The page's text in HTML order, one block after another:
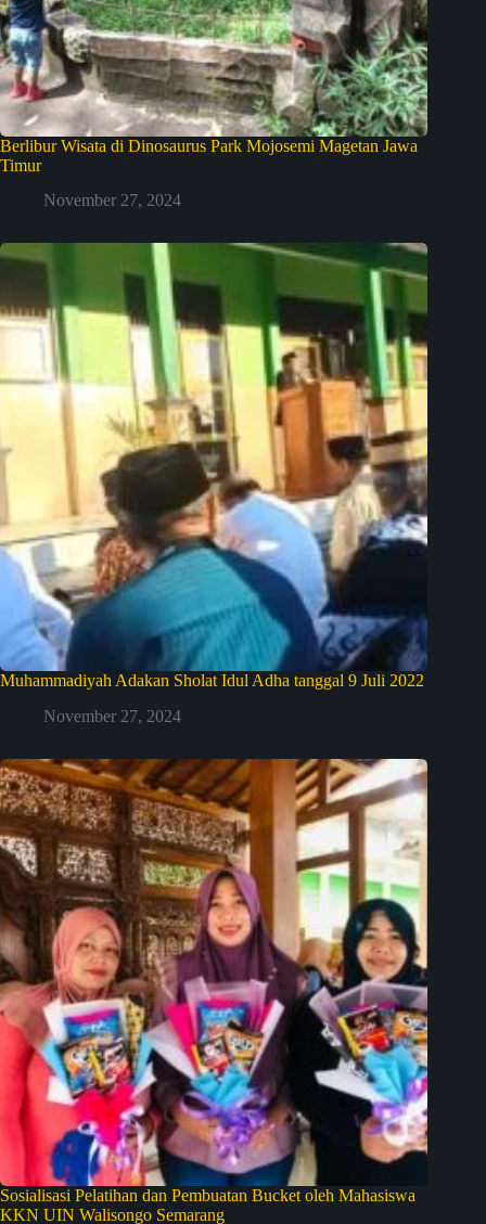
Berlibur Wisata di Dinosaurus Park Mojosemi Magetan Jawa
Timur
November 27, 2024
Muhammadiyah Adakan Sholat Idul Adha tanggal 9 Juli 2022
November 27, 2024
Sosialisasi Pelatihan dan Pembuatan Bucket oleh Mahasiswa
KKN UIN Walisongo Semarang